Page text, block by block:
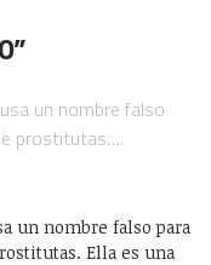
un nombre falso
prostitutas….
un nombre falso para
Ella es una